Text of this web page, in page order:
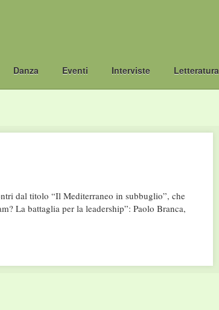
Danza Eventi Interviste Letteratura
dal titolo “Il Mediterraneo in subbuglio”, che
La battaglia per la leadership”: Paolo Branca,